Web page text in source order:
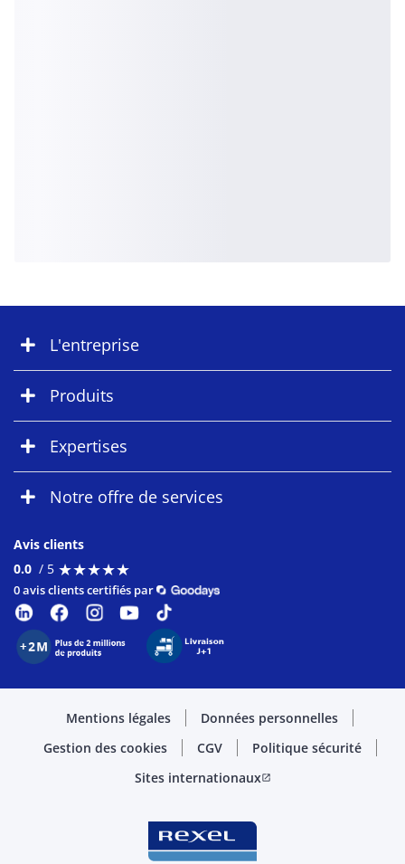
L'entreprise
Produits
Expertises
Notre offre de services
Avis clients
0.0 / 5 ★★★★★
★★★★★
0 avis clients certifiés par
Mentions légales
Données personnelles
Gestion des cookies
CGV
Politique sécurité
Sites internationauxopen_in_new